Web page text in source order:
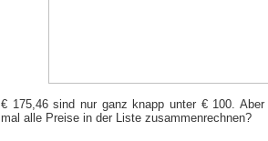
€ 175,46 sind nur ganz knapp unter € 100.
mal alle Preise in der Liste zusammenrechnen?